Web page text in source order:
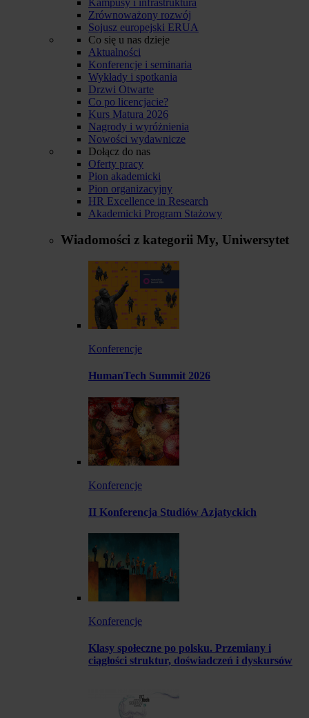
Zrównoważony rozwój
Sojusz europejski ERUA
Co się u nas dzieje
Aktualności
Konferencje i seminaria
Wykłady i spotkania
Drzwi Otwarte
Co po licencjacie?
Kurs Matura 2026
Nagrody i wyróżnienia
Nowości wydawnicze
Dołącz do nas
Oferty pracy
Pion akademicki
Pion organizacyjny
HR Excellence in Research
Akademicki Program Stażowy
Wiadomości z kategorii My, Uniwersytet
Konferencje
HumanTech Summit 2026
Konferencje
II Konferencja Studiów Azjatyckich
Konferencje
Klasy społeczne po polsku. Przemiany i
ciągłości struktur, doświadczeń i dyskursów